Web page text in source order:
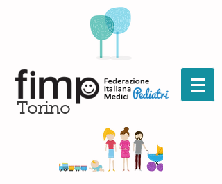
Torino